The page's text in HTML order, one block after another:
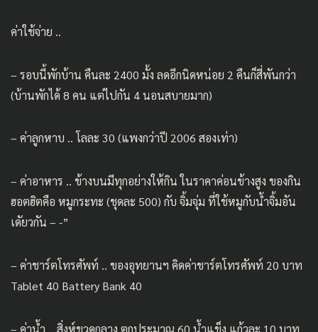
ค่าใช้จ่าย ..
– รอบนี้พักบ้าน คืนละ 2400 มั้ง ลดอีกนิดหน่อย 2 คืนก็สี่พันกว่า
(บ้านพักได้ 8 คน แต่ไปกัน 4 นอนสบายมาก)
– ค่าลูกหาบ .. โลละ 30 (แพงกว่าปี 2006 สองเท่า)
– ค่าอาหาร .. ข้างบนมีทุกอย่างให้กิน ในราคาค่อนข้างสูง ของกิน
ฮอตฮิตคือ หมูกระทะ (ชุดละ 500) กับ จิ้มจุ่ม ที่ใช้หมูกับน้ำจิ้มอัน
เดัยวกัน – -”
– ค่าชาร์ตโทรศัพท์ .. ของอุทยานฯ คิดค่าชาร์ตโทรศัพท์ 20 บาท
Tablet 40 Battery Bank 40
– ค่าน้ำ .. สิ่งห์ขวดกลาง ตกประมาณ 60 น้ำแข็ง แก้วละ 10 บาท